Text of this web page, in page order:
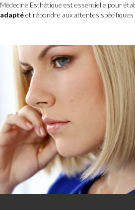
Médecine Esthétique est essentielle pour
adaptéet répondre aux attentes spécifiques